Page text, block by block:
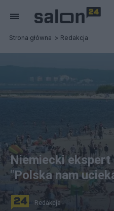
Strona główna Redakcja
Niemiecki ekspert
"Polska nam
Redakcja